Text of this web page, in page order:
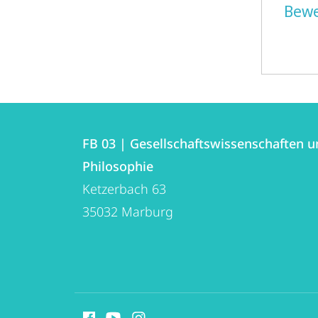
Informationen
Kontaktinformationen
FB
03
|
Gesellschaftswissenschaften
FB 03 | Gesellschaftswissenschaften
Philosophie
Ketzerbach 63
35032 Marburg